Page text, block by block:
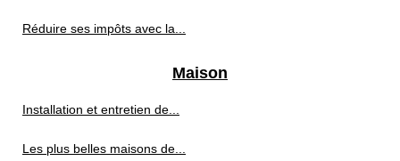
Réduire ses impôts avec la...
Maison
Installation et entretien de...
Les plus belles maisons de...